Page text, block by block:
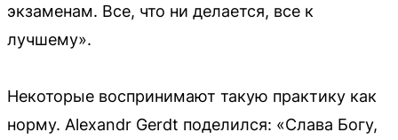
экзаменам. Все, что ни делается, все к
лучшему».
Некоторые воспринимают такую практику как
норму. Alexandr Gerdt поделился: «Слава Богу,